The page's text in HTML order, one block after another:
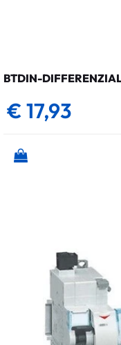
BTDIN-
€ 17,93
Quantità